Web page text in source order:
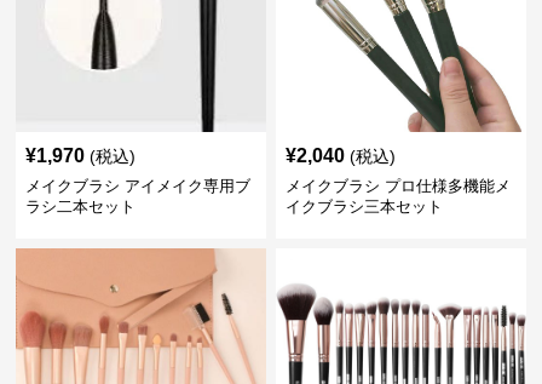
¥1,970 (税込)
メイクブラシ アイメイク専用ブ
ラシ二本セット
¥2,040 (税込)
メイクブラシ プロ仕様多機能メ
イクブラシ三本セット